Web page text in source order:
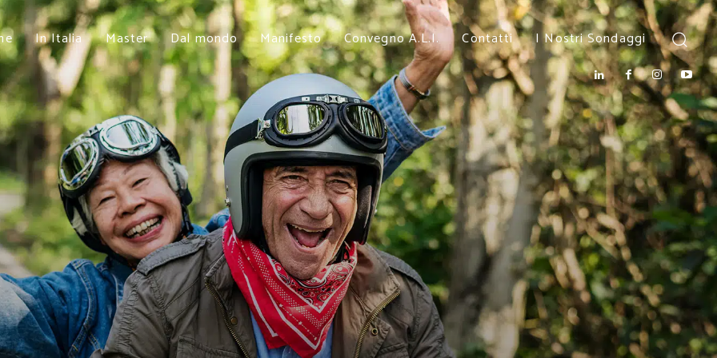
In Italia Master Dal mondo Manifesto Convegno A.L.I. Contatti I Nostri Sondaggi